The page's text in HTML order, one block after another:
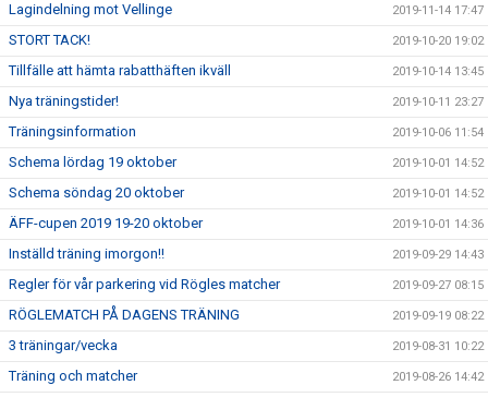
Lagindelning mot Vellinge 2019-11-14 17:47
STORT TACK! 2019-10-20 19:02
Tillfälle att hämta rabatthäften ikväll 2019-10-14 13:45
Nya träningstider! 2019-10-11 23:27
Träningsinformation 2019-10-06 11:54
Schema lördag 19 oktober 2019-10-01 14:52
Schema söndag 20 oktober 2019-10-01 14:52
ÄFF-cupen 2019 19-20 oktober 2019-10-01 14:36
Inställd träning imorgon!! 2019-09-29 14:43
Regler för vår parkering vid Rögles matcher 2019-09-27 08:15
RÖGLEMATCH PÅ DAGENS TRÄNING 2019-09-19 08:22
3 träningar/vecka 2019-08-31 10:22
Träning och matcher 2019-08-26 14:42